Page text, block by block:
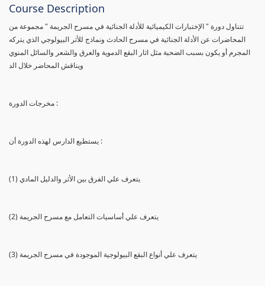
Course Description
تتناول دورة " الإختبارات الكيميائية للأدلة الجنائية في مسرح الجريمة " مجموعة من
المحاضرات عن الأدلة الجنائية في مسرح الحادث ونماذج للأثر البيولوجي الذي يتركه
المجرم أو يكون بسبب الضحية مثل اثار البقع الدموية والعرق والشعر والسائل المنوي
ويناقش المحاضر خلال الد
مخرجات الدورة :
يستطيع الدارس لهذه الدورة أن :
(1) يتعرف علي الفرق بين الأثر والدليل المادي
(2) يتعرف علي أساسيات التعامل مع مسرح الجريمة
(3) يتعرف علي أنواع البقع البيولوجية الموجودة في مسرح الجريمة